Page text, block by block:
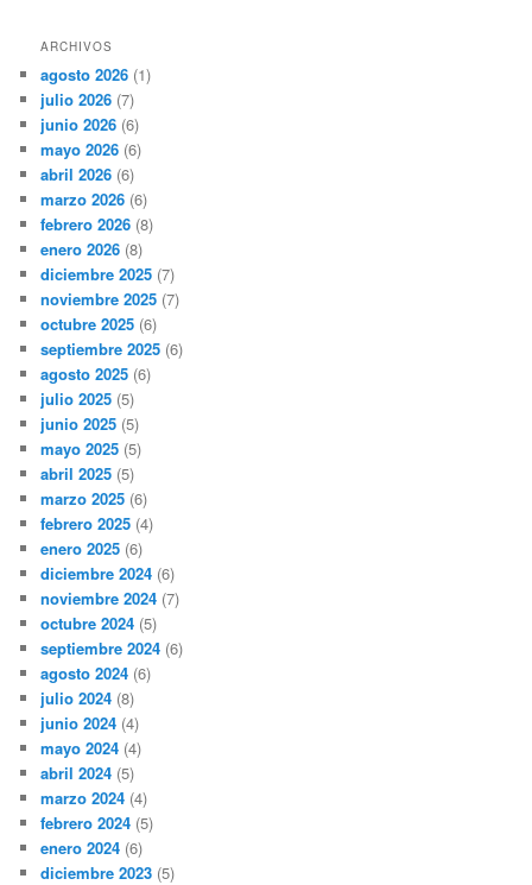
ARCHIVOS
agosto 2026 (1)
julio 2026 (7)
junio 2026 (6)
mayo 2026 (6)
abril 2026 (6)
marzo 2026 (6)
febrero 2026 (8)
enero 2026 (8)
diciembre 2025 (7)
noviembre 2025 (7)
octubre 2025 (6)
septiembre 2025 (6)
agosto 2025 (6)
julio 2025 (5)
junio 2025 (5)
mayo 2025 (5)
abril 2025 (5)
marzo 2025 (6)
febrero 2025 (4)
enero 2025 (6)
diciembre 2024 (6)
noviembre 2024 (7)
octubre 2024 (5)
septiembre 2024 (6)
agosto 2024 (6)
julio 2024 (8)
junio 2024 (4)
mayo 2024 (4)
abril 2024 (5)
marzo 2024 (4)
febrero 2024 (5)
enero 2024 (6)
diciembre 2023 (5)